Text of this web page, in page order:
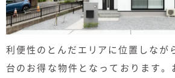
利便性のとんだエリアに位置しなが
台のお得な物件となっております。